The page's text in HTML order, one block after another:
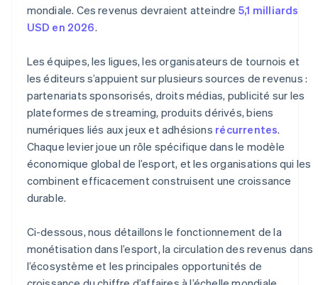
mondiale. Ces revenus devraient atteindre 5,1 milliards
USD en 2026.
Les équipes, les ligues, les organisateurs de tournois et
les éditeurs s’appuient sur plusieurs sources de revenus :
partenariats sponsorisés, droits médias, publicité sur les
plateformes de streaming, produits dérivés, biens
numériques liés aux jeux et adhésions récurrentes.
Chaque levier joue un rôle spécifique dans le modèle
économique global de l’esport, et les organisations qui les
combinent efficacement construisent une croissance
durable.
Ci-dessous, nous détaillons le fonctionnement de la
monétisation dans l’esport, la circulation des revenus dans
l’écosystème et les principales opportunités de